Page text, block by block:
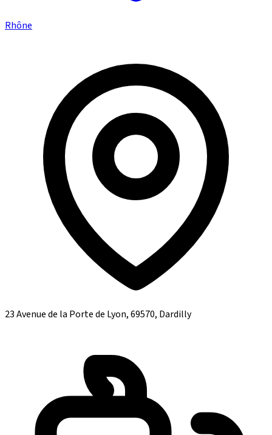
Rhône
23 Avenue de la Porte de Lyon, 69570, Dardilly